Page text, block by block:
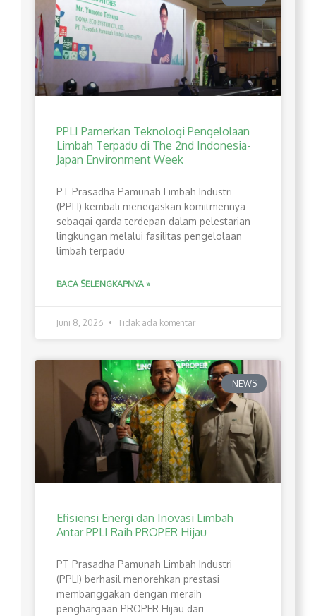
PPLI Pamerkan Teknologi Pengelolaan
Limbah Terpadu di The 2nd Indonesia-
Japan Environment Week
PT Prasadha Pamunah Limbah Industri
(PPLI) kembali menegaskan komitmennya
sebagai garda terdepan dalam pelestarian
lingkungan melalui fasilitas pengelolaan
limbah terpadu
BACA SELENGKAPNYA »
Juni 8, 2026 Tidak ada komentar
NEWS
Efisiensi Energi dan Inovasi Limbah
Antar PPLI Raih PROPER Hijau
PT Prasadha Pamunah Limbah Industri
(PPLI) berhasil menorehkan prestasi
membanggakan dengan meraih
penghargaan PROPER Hijau dari